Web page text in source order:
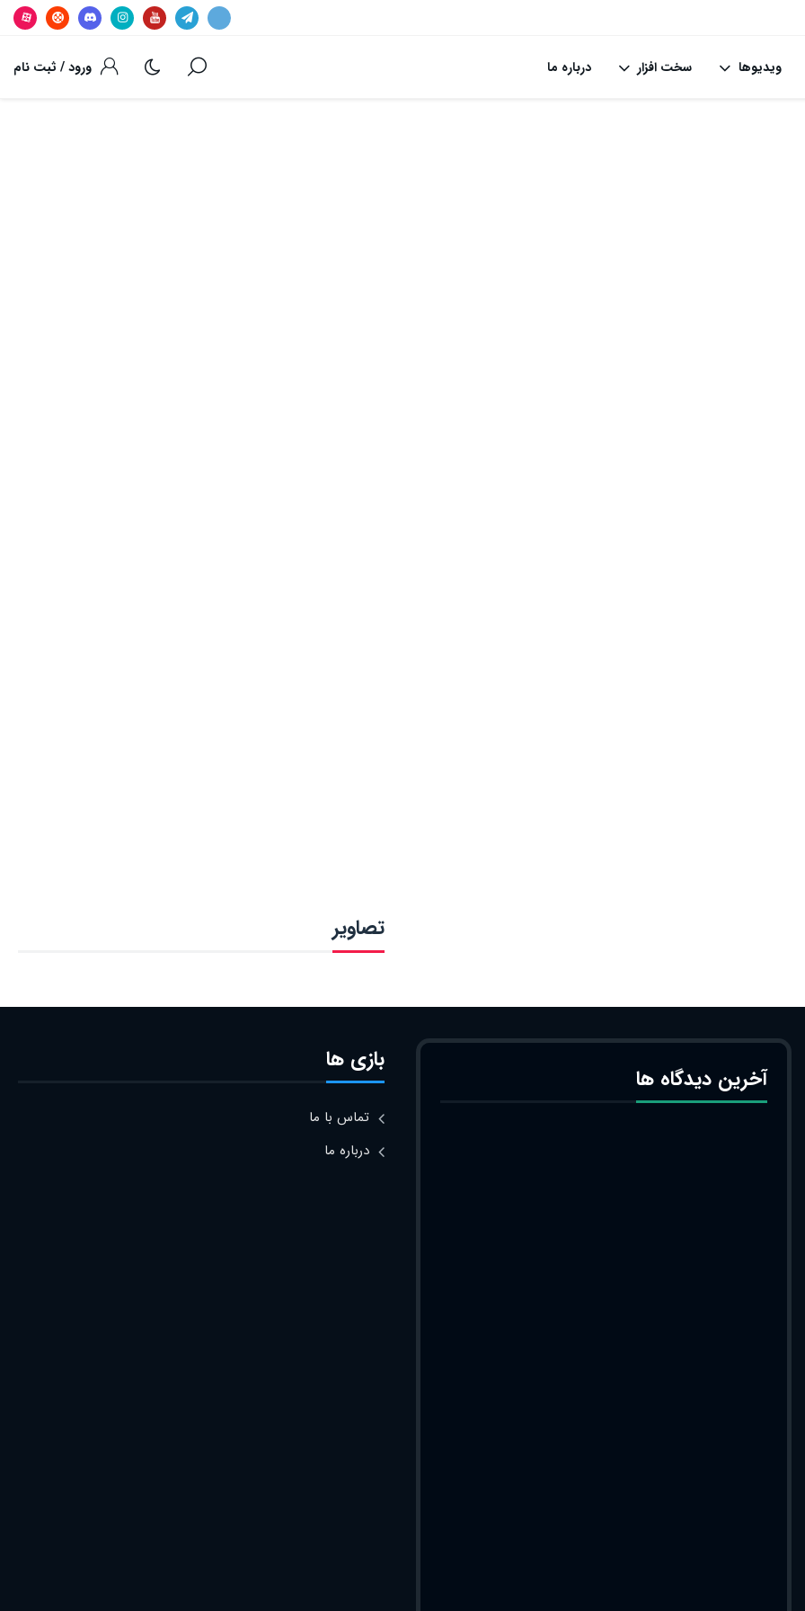
ورود / ثبت نام ویدیوها سخت افزار درباره ما
تصاویر
آخرین دیدگاه ها
بازی ها
تماس با ما
درباره ما